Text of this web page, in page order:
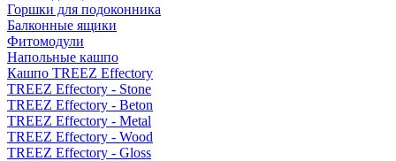
Горшки для подоконника
Балконные ящики
Фитомодули
Напольные кашпо
Кашпо TREEZ Effectory
TREEZ Effectory - Stone
TREEZ Effectory - Beton
TREEZ Effectory - Metal
TREEZ Effectory - Wood
TREEZ Effectory - Gloss